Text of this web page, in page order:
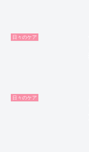
日々のケア
日々のケア